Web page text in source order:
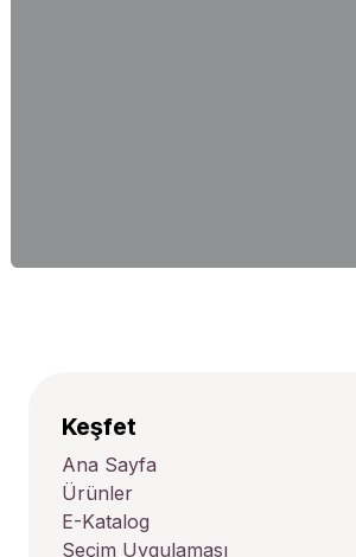
Keşfet
Ana Sayfa
Ürünler
E-Katalog
Seçim Uygulaması